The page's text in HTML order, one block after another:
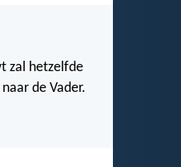
zal hetzelfde
de Vader.